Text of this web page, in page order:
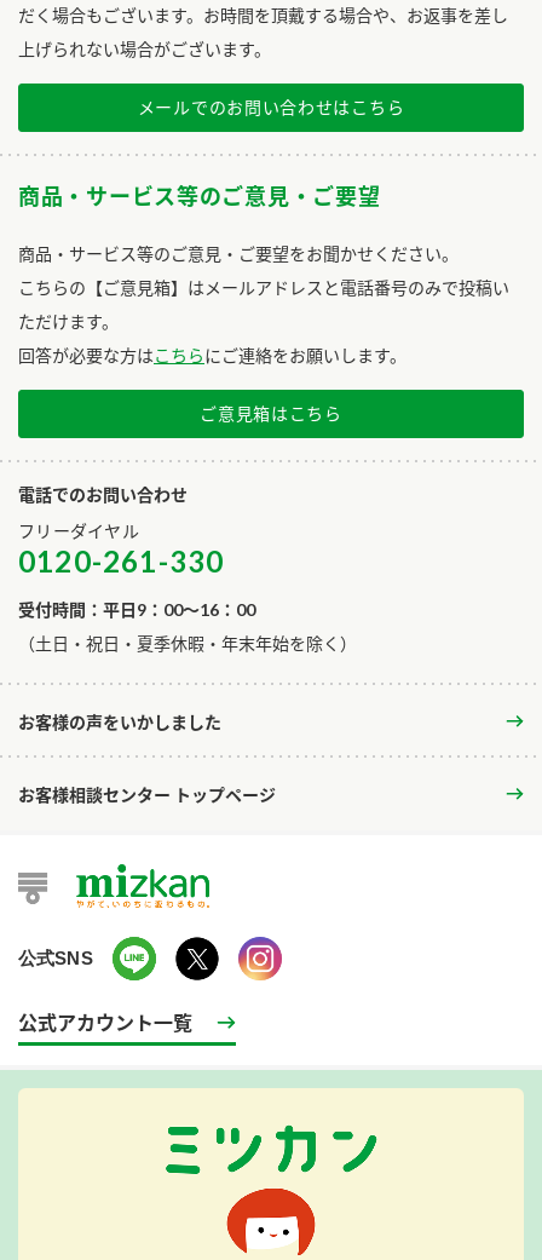
だく場合もございます。お時間を頂戴する場合や、お返事を差し
上げられない場合がございます。
メールでのお問い合わせはこちら
商品・サービス等のご意見・ご要望
商品・サービス等のご意見・ご要望をお聞かせください。
こちらの【ご意見箱】はメールアドレスと電話番号のみで投稿い
ただけます。
回答が必要な方はこちらにご連絡をお願いします。
ご意見箱はこちら
電話でのお問い合わせ
フリーダイヤル
0120-261-330
受付時間：平日9：00～16：00
​（土日・祝日・夏季休暇・年末年始を除く）
お客様の声をいかしました
お客様相談センター トップページ
公式SNS
公式アカウント一覧